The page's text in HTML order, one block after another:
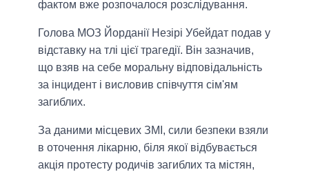
фактом вже розпочалося розслідування.
Голова МОЗ Йорданії Незірі Убейдат подав у
відставку на тлі цієї трагедії. Він зазначив,
що взяв на себе моральну відповідальність
за інцидент і висловив співчуття сім'ям
загиблих.
За даними місцевих ЗМІ, сили безпеки взяли
в оточення лікарню, біля якої відбувається
акція протесту родичів загиблих та містян,